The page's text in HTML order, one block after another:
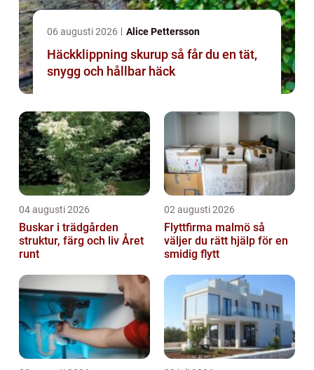
06 augusti 2026 Alice Pettersson
Häckklippning skurup så får du en tät,
snygg och hållbar häck
04 augusti 2026
Buskar i trädgården
struktur, färg och liv Året
runt
02 augusti 2026
Flyttfirma malmö så
väljer du rätt hjälp för en
smidig flytt